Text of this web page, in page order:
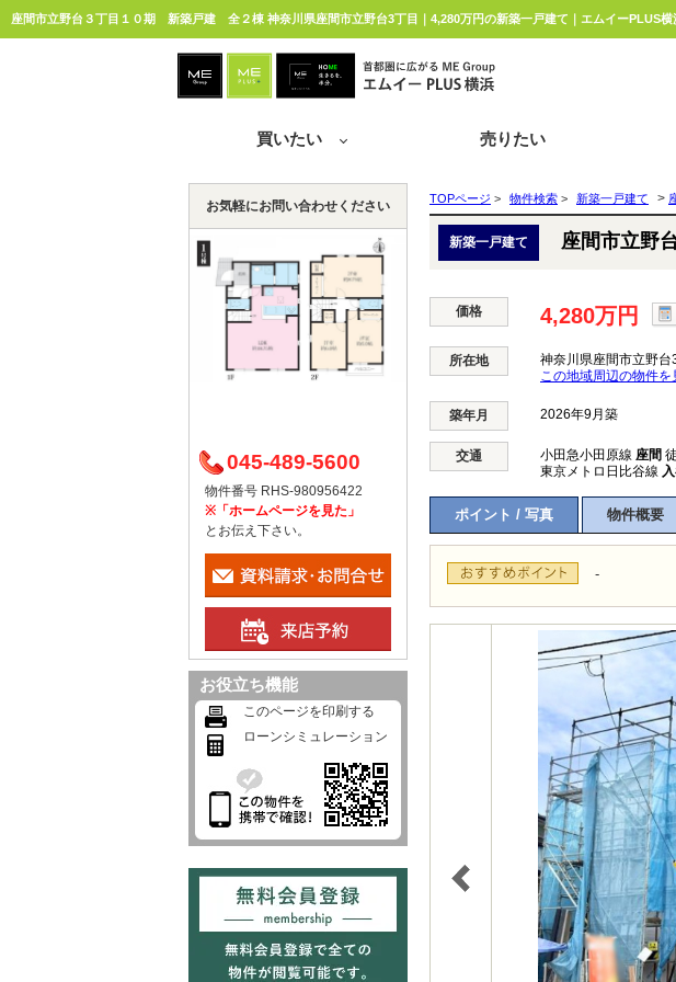
座間市立野台３丁目１０期 新築戸建 全２棟 神奈川県座間市立野台3丁目｜4,280万円の新築一戸建て｜エムイーPLUS横
買いたい 売りたい
TOPページ > 物件検索 > 新築一戸建て >
新築一戸建て 座間市立野
価格 4,280万円
所在地 神奈川県座間市立野台
この地域周辺の物件を
築年月 2026年9月築
交通 小田急小田原線 座間
東京メトロ日比谷線
ポイント / 写真 物件概要
-
お気軽にお問い合わせください
045-489-5600
物件番号 RHS-980956422
※「ホームページを見た」
とお伝え下さい。
お役立ち機能
このページを印刷する
ローンシミュレーション